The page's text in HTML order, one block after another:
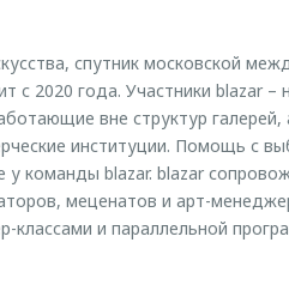
спутник московской
с 2020 года. Участники blazar –
вне структур галерей,
институции. Помощь с
команды blazar. blazar
меценатов и арт-
классами и параллельной